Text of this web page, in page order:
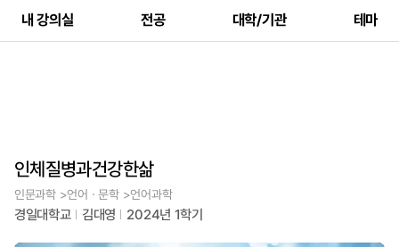
내 강의실 전공 대학/기관 테마
인체질병과건강한삶
인문과학 >언어ㆍ문학 >언어과학
경일대학교 김대영 2024년 1학기